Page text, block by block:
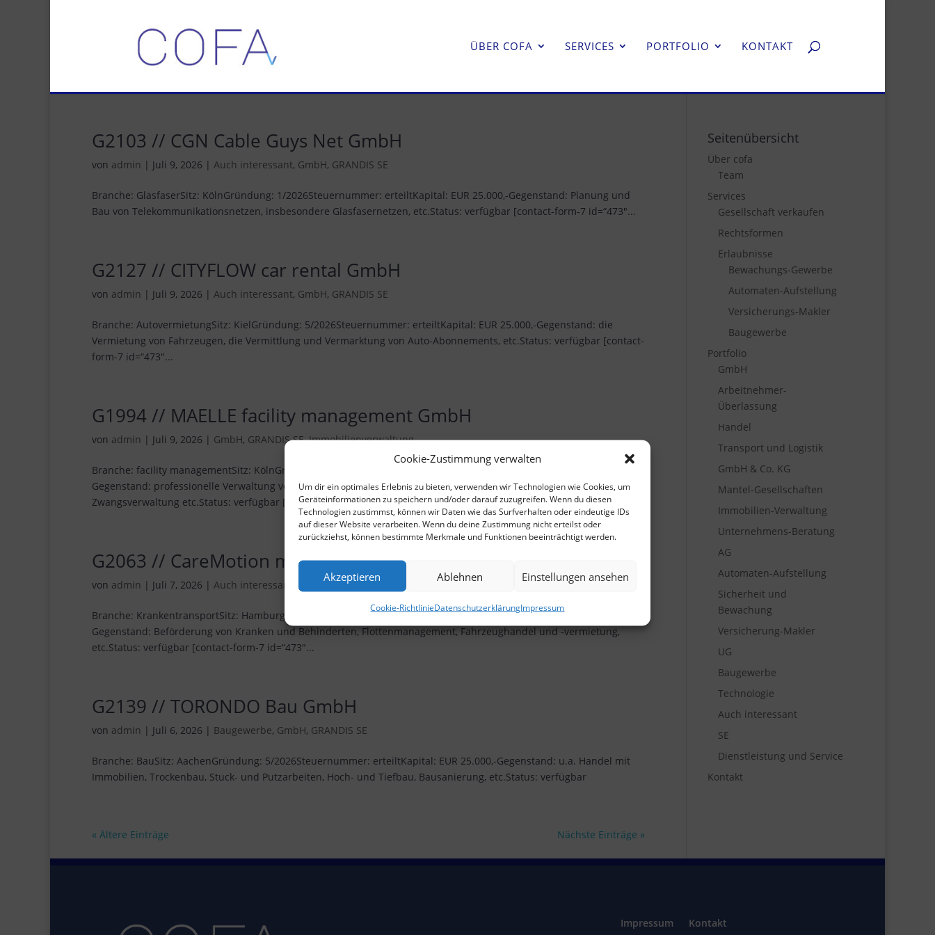
Cookie-Zustimmung verwalten
Um dir ein optimales Erlebnis zu bieten, verwenden wir Technologien wie Cookies, um
Geräteinformationen zu speichern und/oder darauf zuzugreifen. Wenn du diesen
Technologien zustimmst, können wir Daten wie das Surfverhalten oder eindeutige IDs
auf dieser Website verarbeiten. Wenn du deine Zustimmung nicht erteilst oder
zurückziehst, können bestimmte Merkmale und Funktionen beeinträchtigt werden.
Akzeptieren Ablehnen Einstellungen ansehen
Cookie-RichtlinieDatenschutzerklärungImpressum
ÜBER COFA SERVICES PORTFOLIO KONTAKT
G2103 // CGN Cable Guys Net GmbH
von admin | Juli 9, 2026 | Auch interessant, GmbH, GRANDIS SE
Branche: GlasfaserSitz: KölnGründung: 1/2026Steuernummer: erteiltKapital: EUR 25.000,-Gegenstand: Planung und
Bau von Telekommunikationsnetzen, insbesondere Glasfasernetzen, etc.Status: verfügbar [contact-form-7 id=“473″...
G2127 // CITYFLOW car rental GmbH
von admin | Juli 9, 2026 | Auch interessant, GmbH, GRANDIS SE
Branche: AutovermietungSitz: KielGründung: 5/2026Steuernummer: erteiltKapital: EUR 25.000,-Gegenstand: die
Vermietung von Fahrzeugen, die Vermittlung und Vermarktung von Auto-Abonnements, etc.Status: verfügbar [contact-
form-7 id=“473″...
G1994 // MAELLE facility management GmbH
von admin | Juli 9, 2026 | GmbH, GRANDIS SE,Immobilienverwaltung
Branche: facility managementSitz: KölnGründung: 1/2025Steuernummer: erteiltKapital: EUR 25.000,-
Gegenstand: professionelle Verwaltung von Wohn- und Gewerbeimmobilien gem. WEG, Übernahme von
Zwangsverwaltung etc.Status: verfügbar [contact-form-7 id=“473″...
G2063 // CareMotion mobility GmbH
von admin | Juli 7, 2026 | Auch interessant GmbH ,GRANDIS SE
Branche: KrankentransportSitz: HamburgGründung: 11/2025Steuernummer: erteiltKapital: EUR 25.000,-
Gegenstand: Beförderung von Kranken und Behinderten, Flottenmanagement, Fahrzeughandel und -vermietung,
etc.Status: verfügbar [contact-form-7 id=“473″...
G2139 // TORONDO Bau GmbH
von admin | Juli 6, 2026 | Baugewerbe, GmbH, GRANDIS SE
Branche: BauSitz: AachenGründung: 5/2026Steuernummer: erteiltKapital: EUR 25.000,-Gegenstand: u.a. Handel mit
Immobilien, Trockenbau, Stuck- und Putzarbeiten, Hoch- und Tiefbau, Bausanierung, etc.Status: verfügbar
« Ältere Einträge Nächste Einträge »
Seitenübersicht
Über cofa
Team
Services
Gesellschaft verkaufen
Rechtsformen
Erlaubnisse
Bewachungs-Gewerbe
Automaten-Aufstellung
Versicherungs-Makler
Baugewerbe
Portfolio
GmbH
Arbeitnehmer-
Überlassung
Handel
Transport und Logistik
GmbH & Co. KG
Mantel-Gesellschaften
Immobilien-Verwaltung
Unternehmens-Beratung
AG
Automaten-Aufstellung
Sicherheit und
Bewachung
Versicherung-Makler
UG
Baugewerbe
Technologie
Auch interessant
SE
Dienstleistung und Service
Kontakt
Impressum Kontakt